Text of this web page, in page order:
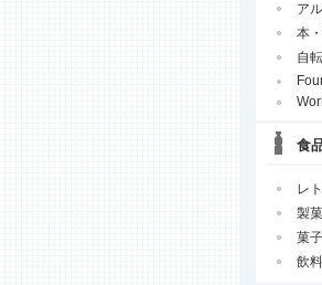
ア
本
自
食
レ
製
菓子
飲料